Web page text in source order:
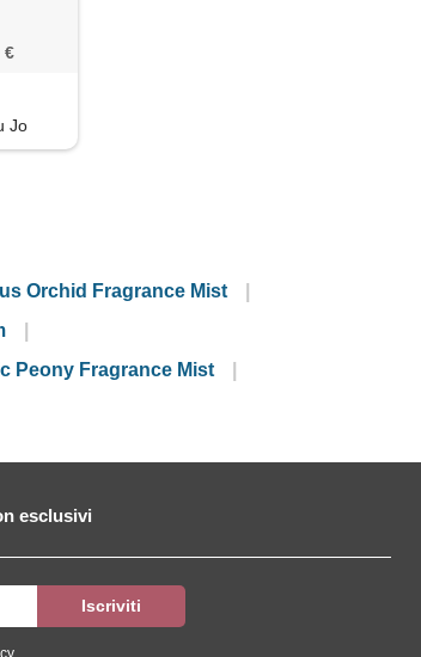
€
Jo
Orchid Fragrance Mist
Peony Fragrance Mist
esclusivi